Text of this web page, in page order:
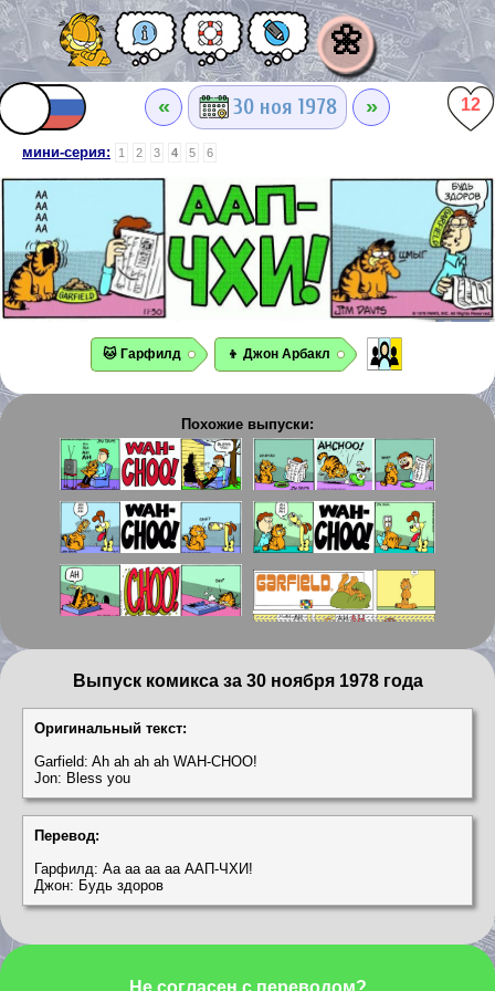
🌼
« 30 ноя 1978 » 12
мини-серия: 1 2 3 4 5 6
🐱 Гарфилд 👦 Джон Арбакл
Похожие выпуски:
Выпуск комикса за 30 ноября 1978 года
Оригинальный текст:
Garfield: Ah ah ah ah WAH-CHOO!
Jon: Bless you
Перевод:
Гарфилд: Аа аа аа аа ААП-ЧХИ!
Джон: Будь здоров
Не согласен с переводом?